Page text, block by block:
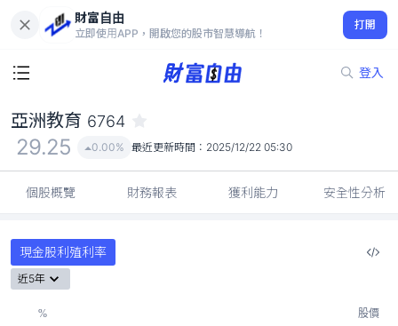
財富自由
立即使用APP，開啟您的股市智慧導航！
打開
登入
29.25
0.00%
亞洲教育 6764
29.25 0.00% 最近更新時間： 2025/12/22 05:30
個股概覽 財務報表 獲利能力 安全性分析
現金股利殖利率
近5年